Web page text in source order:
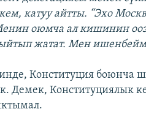
катуу айтты. “Эхо
оюмча ал кишинин
жатат. Мен ишенбейм
Конституция боюнча
Демек, Конституциялык